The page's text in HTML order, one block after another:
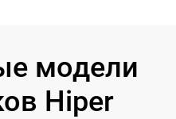
модели
Hiper